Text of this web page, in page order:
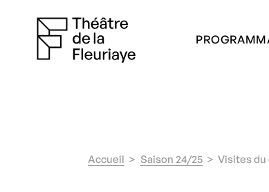
Accueil Saison 24/25 Visites du